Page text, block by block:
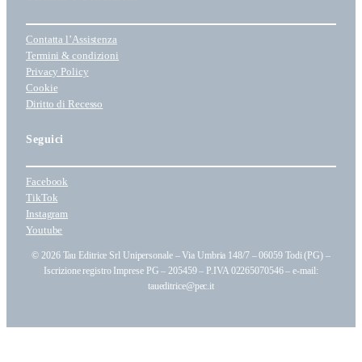
t
e
g
o
r
a
Contatta l’Assistenza
Termini & condizioni
Privacy Policy
Cookie
Diritto di Recesso
Seguici
Facebook
TikTok
Instagram
Youtube
© 2026 Tau Editrice Srl Unipersonale – Via Umbria 148/7 – 06059 Todi (PG) –
Iscrizione registro Imprese PG – 205459 – P.IVA 02265070546 – e-mail:
taueditrice@pec.it